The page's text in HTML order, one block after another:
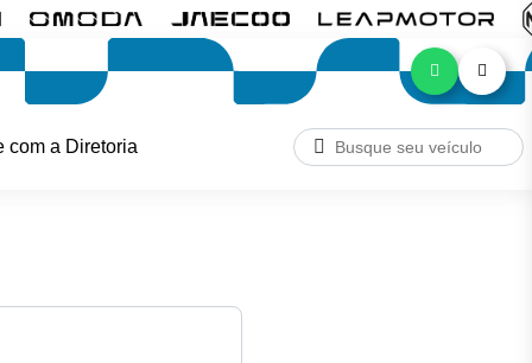
com a Diretoria